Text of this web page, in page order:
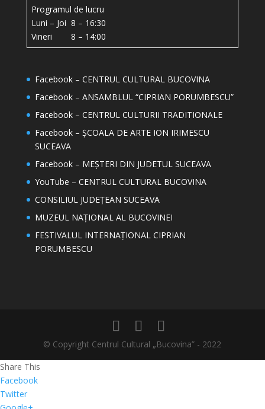
Programul de lucru
Luni – Joi 8 – 16:30
Vineri 8 – 14:00
Facebook – CENTRUL CULTURAL BUCOVINA
Facebook – ANSAMBLUL “CIPRIAN PORUMBESCU”
Facebook – CENTRUL CULTURII TRADITIONALE
Facebook – ȘCOALA DE ARTE ION IRIMESCU
SUCEAVA
Facebook – MEȘTERI DIN JUDETUL SUCEAVA
YouTube – CENTRUL CULTURAL BUCOVINA
CONSILIUL JUDEȚEAN SUCEAVA
MUZEUL NAȚIONAL AL BUCOVINEI
FESTIVALUL INTERNAȚIONAL CIPRIAN
PORUMBESCU
© Copyright Centrul Cultural „Bucovina” - 2022
Share This
Facebook
Twitter